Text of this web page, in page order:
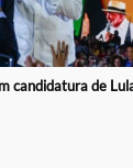
candidatura de